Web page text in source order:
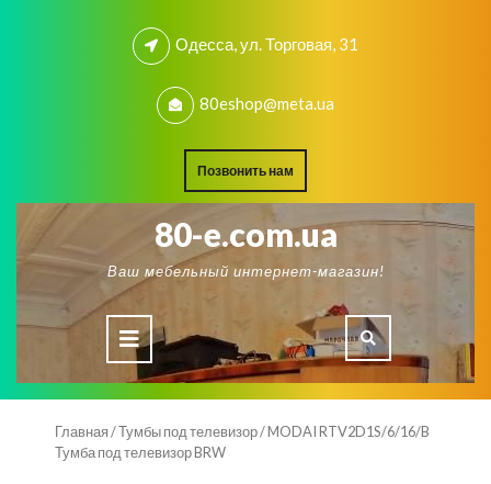
Одесса, ул. Торговая, 31
80eshop@meta.ua
Позвонить нам
A
QUOTE
80-e.com.ua
Ваш мебельный интернет-магазин!
Open
Button
Главная/Тумбы под телевизор/ MODAI RTV2D1S/6/16/B
Тумба под телевизор BRW